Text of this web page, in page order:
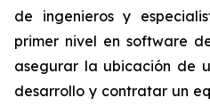
de ingenieros y
primer nivel en software
asegurar la ubicación de
desarrollo y contratar un